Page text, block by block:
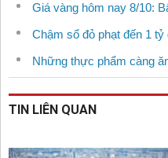
Giá vàng hôm nay 8/10:
Chậm sổ đỏ phạt đến 1
Những thực phẩm càng
TIN LIÊN QUAN